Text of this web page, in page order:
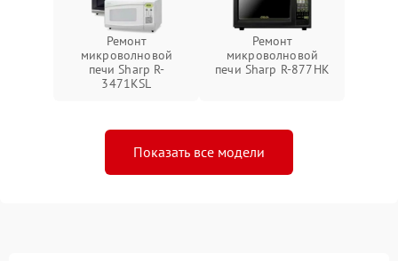
Ремонт
микроволновой
печи Sharp R-
3471KSL
Ремонт
микроволновой
печи Sharp R-877HK
Показать все модели